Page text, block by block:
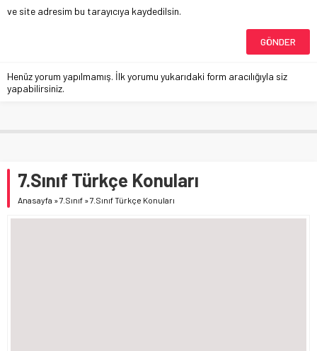
ve site adresim bu tarayıcıya kaydedilsin.
Henüz yorum yapılmamış. İlk yorumu yukarıdaki form aracılığıyla siz
yapabilirsiniz.
7.Sınıf Türkçe Konuları
Anasayfa »7.Sınıf »7.Sınıf Türkçe Konuları